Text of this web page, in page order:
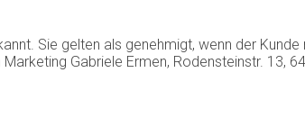
Sie gelten als genehmigt, wenn der
Gabriele Ermen, Rodensteinstr. 13,